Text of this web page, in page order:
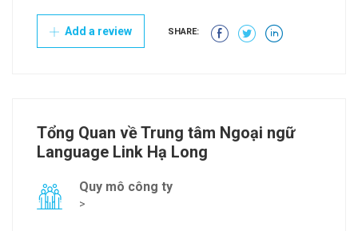
Add a review SHARE:
Tổng Quan về Trung tâm Ngoại ngữ
Language Link Hạ Long
Quy mô công ty
>